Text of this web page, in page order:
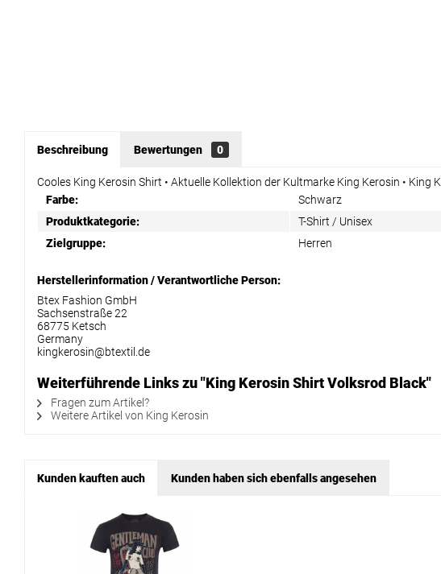
Beschreibung Bewertungen 0
Cooles King Kerosin Shirt • Aktuelle Kollektion der Kultmarke King Kerosin •
Farbe:
Schwarz
Produktkategorie:
T-Shirt / Unisex
Zielgruppe:
Herren
Herstellerinformation / Verantwortliche Person:
Btex Fashion GmbH
Sachsenstraße 22
68775 Ketsch
Germany
kingkerosin@btextil.de
Weiterführende Links zu "King Kerosin Shirt Volksrod Black"
Fragen zum Artikel?
Weitere Artikel von King Kerosin
Kunden kauften auch Kunden haben sich ebenfalls angesehen